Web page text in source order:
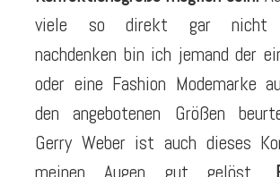
viele so direkt gar nicht
nachdenken bin ich jemand der
oder eine Fashion Modemarke
den angebotenen Größen
Gerry Weber ist auch dieses